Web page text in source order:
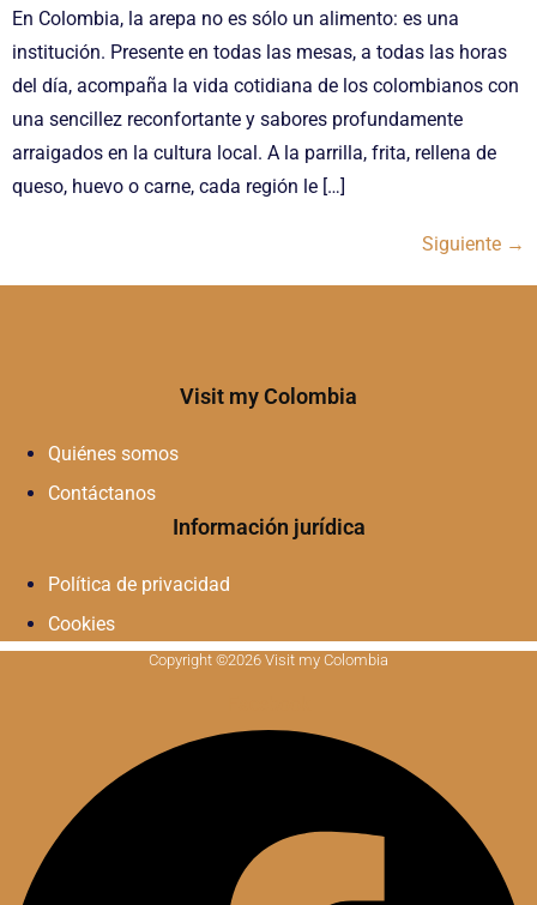
En Colombia, la arepa no es sólo un alimento: es una
institución. Presente en todas las mesas, a todas las horas
del día, acompaña la vida cotidiana de los colombianos con
una sencillez reconfortante y sabores profundamente
arraigados en la cultura local. A la parrilla, frita, rellena de
queso, huevo o carne, cada región le […]
Siguiente →
Visit my Colombia
Quiénes somos
Contáctanos
Información jurídica
Política de privacidad
Cookies
Copyright ©2026 Visit my Colombia